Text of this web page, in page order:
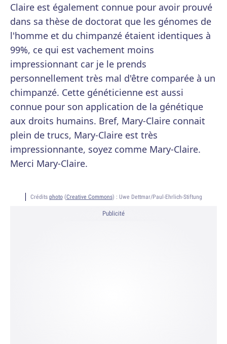
Claire est également connue pour avoir prouvé
dans sa thèse de doctorat que les génomes de
l'homme et du chimpanzé étaient identiques à
99%, ce qui est vachement moins
impressionnant car je le prends
personnellement très mal d'être comparée à un
chimpanzé. Cette généticienne est aussi
connue pour son application de la génétique
aux droits humains. Bref, Mary-Claire connait
plein de trucs, Mary-Claire est très
impressionnante, soyez comme Mary-Claire.
Merci Mary-Claire.
Crédits photo(Creative Commons) : Uwe Dettmar/Paul-Ehrlich-Stiftung
Publicité